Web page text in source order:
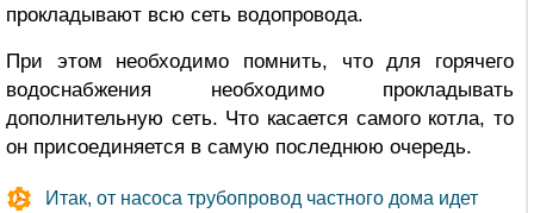
прокладывают всю сеть водопровода.
При этом необходимо помнить, что для горячего
водоснабжения необходимо прокладывать
дополнительную сеть. Что касается самого котла, то
он присоединяется в самую последнюю очередь.
Итак, от насоса трубопровод частного дома идет